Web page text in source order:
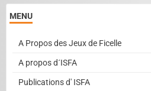
MENU
A Propos des Jeux de Ficelle
A propos d´ISFA
Publications d' ISFA